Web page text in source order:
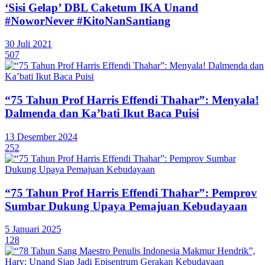
‘Sisi Gelap’ DBL Caketum IKA Unand
#NoworNever #KitoNanSantiang
30 Juli 2021
507
“75 Tahun Prof Harris Effendi Thahar”: Menyala!
Dalmenda dan Ka’bati Ikut Baca Puisi
13 Desember 2024
252
“75 Tahun Prof Harris Effendi Thahar”: Pemprov
Sumbar Dukung Upaya Pemajuan Kebudayaan
5 Januari 2025
128